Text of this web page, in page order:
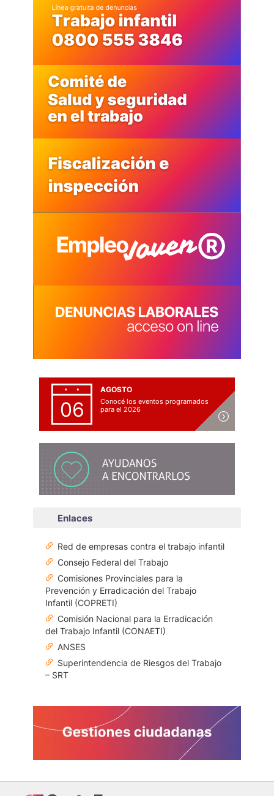
06
AGOSTO
Conocé los eventos programados
para el 2026
Enlaces
Red de empresas contra el trabajo infantil
Consejo Federal del Trabajo
Comisiones Provinciales para la
Prevención y Erradicación del Trabajo
Infantil (COPRETI)
Comisión Nacional para la Erradicación
del Trabajo Infantil (CONAETI)
ANSES
Superintendencia de Riesgos del Trabajo
– SRT